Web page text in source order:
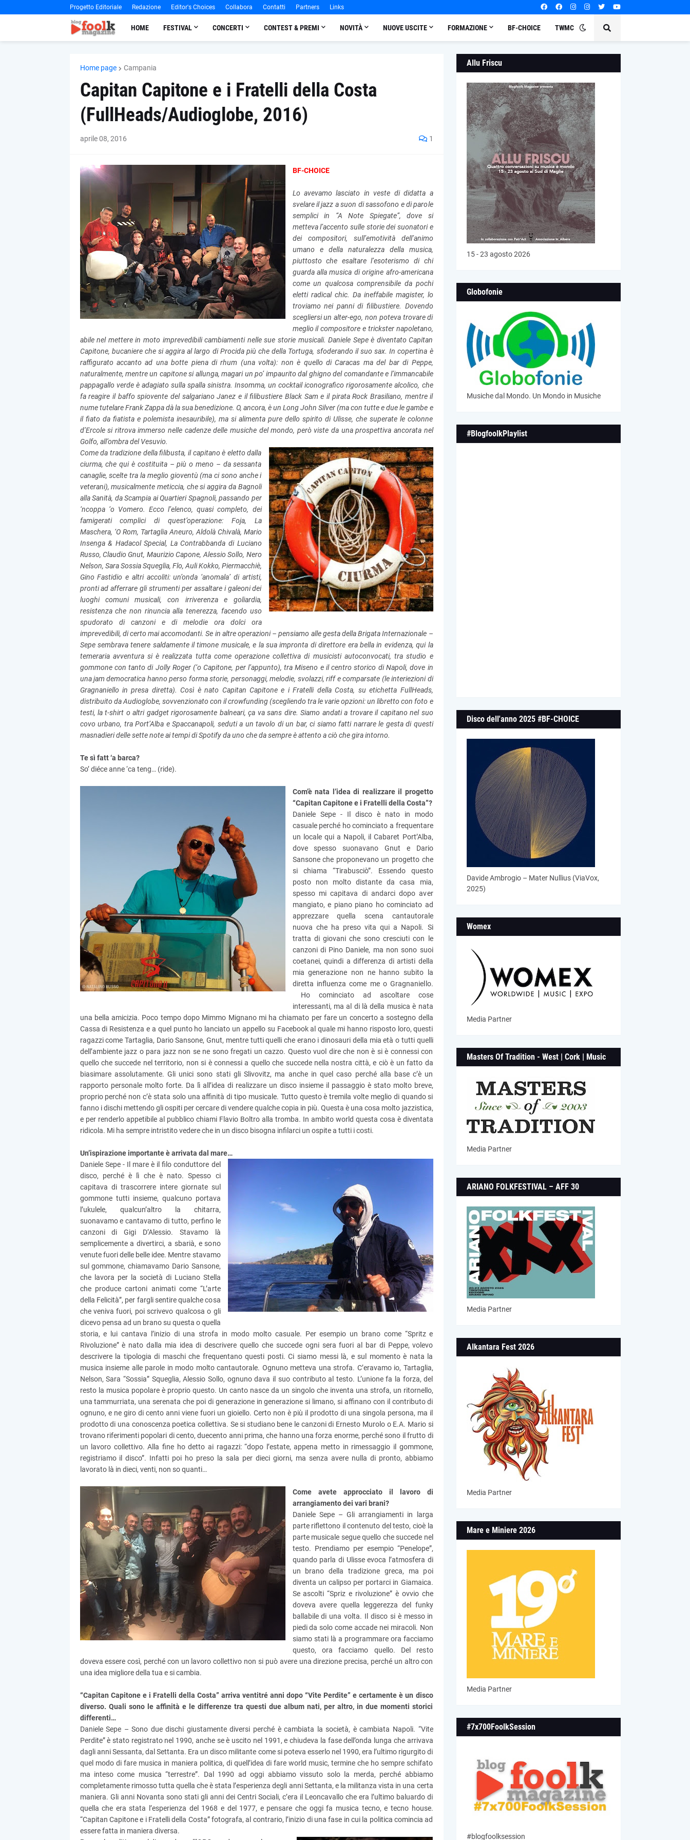
Progetto Editoriale Redazione Editor's Choices Collabora Contatti Partners Links
HOME FESTIVAL CONCERTI CONTEST & PREMI NOVITÀ NUOVE USCITE FORMAZIONE BF-CHOICE TWMC
Home page Campania
Capitan Capitone e i Fratelli della Costa
(FullHeads/Audioglobe, 2016)
aprile 08, 2016 1
BF-CHOICE
Lo avevamo lasciato in veste di didatta a
svelare il jazz a suon di sassofono e di parole
semplici in “A Note Spiegate”, dove si
metteva l’accento sulle storie dei suonatori e
dei compositori, sull’emotività dell’animo
umano e della naturalezza della musica,
piuttosto che esaltare l’esoterismo di chi
guarda alla musica di origine afro-americana
come un qualcosa comprensibile da pochi
eletti radical chic. Da ineffabile magister, lo
troviamo nei panni di filibustiere. Dovendo
scegliersi un alter-ego, non poteva trovare di
meglio il compositore e trickster napoletano,
abile nel mettere in moto imprevedibili cambiamenti nelle sue storie musicali. Daniele Sepe è diventato Capitan
Capitone, bucaniere che si aggira al largo di Procida più che della Tortuga, sfoderando il suo sax. In copertina è
raffigurato accanto ad una botte piena di rhum (una volta): non è quello di Caracas ma del bar di Peppe,
naturalmente, mentre un capitone si allunga, magari un po’ impaurito dal ghigno del comandante e l’immancabile
pappagallo verde è adagiato sulla spalla sinistra. Insomma, un cocktail iconografico rigorosamente alcolico, che
fa reagire il baffo spiovente del salgariano Janez e il filibustiere Black Sam e il pirata Rock Brasiliano, mentre il
nume tutelare Frank Zappa dà la sua benedizione. O, ancora, è un Long John Silver (ma con tutte e due le gambe e
il fiato da fiatista e polemista inesauribile), ma si alimenta pure dello spirito di Ulisse, che superate le colonne
d’Ercole si ritrova immerso nelle cadenze delle musiche del mondo, però viste da una prospettiva ancorata nel
Golfo, all’ombra del Vesuvio.
Come da tradizione della filibusta, il capitano è eletto dalla
ciurma, che qui è costituita – più o meno – da sessanta
canaglie, scelte tra la meglio gioventù (ma ci sono anche i
veterani), musicalmente meticcia, che si aggira da Bagnoli
alla Sanità, da Scampia ai Quartieri Spagnoli, passando per
‘ncoppa ‘o Vomero. Ecco l’elenco, quasi completo, dei
famigerati complici di quest’operazione: Foja, La
Maschera, ‘O Rom, Tartaglia Aneuro, Aldolà Chivalà, Mario
Insenga & Hadacol Special, La Contrabbanda di Luciano
Russo, Claudio Gnut, Maurizio Capone, Alessio Sollo, Nero
Nelson, Sara Sossia Squeglia, Flo, Auli Kokko, Piermacchiè,
Gino Fastidio e altri accoliti: un’onda ‘anomala’ di artisti,
pronti ad afferrare gli strumenti per assaltare i galeoni dei
luoghi comuni musicali, con irriverenza e goliardia,
resistenza che non rinuncia alla tenerezza, facendo uso
spudorato di canzoni e di melodie ora dolci ora
imprevedibili, di certo mai accomodanti. Se in altre operazioni – pensiamo alle gesta della Brigata Internazionale –
Sepe sembrava tenere saldamente il timone musicale, e la sua impronta di direttore era bella in evidenza, qui la
temeraria avventura si è realizzata tutta come operazione collettiva di musicisti autoconvocati, tra studio e
gommone con tanto di Jolly Roger (‘o Capitone, per l’appunto), tra Miseno e il centro storico di Napoli, dove in
una jam democratica hanno perso forma storie, personaggi, melodie, svolazzi, riff e comparsate (le interiezioni di
Gragnaniello in presa diretta). Così è nato Capitan Capitone e i Fratelli della Costa, su etichetta FullHeads,
distribuito da Audioglobe, sovvenzionato con il crowfunding (scegliendo tra le varie opzioni: un libretto con foto e
testi, la t-shirt o altri gadget rigorosamente balneari, ça va sans dire. Siamo andati a trovare il capitano nel suo
covo urbano, tra Port’Alba e Spaccanapoli, seduti a un tavolo di un bar, ci siamo fatti narrare le gesta di questi
masnadieri delle sette note ai tempi di Spotify da uno che da sempre è attento a ciò che gira intorno.
Te sì fatt ‘a barca?
So’ diéce anne ‘ca teng… (ride).
Com’è nata l’idea di realizzare il progetto
“Capitan Capitone e i Fratelli della Costa”?
Daniele Sepe - Il disco è nato in modo
casuale perché ho cominciato a frequentare
un locale qui a Napoli, il Cabaret Port’Alba,
dove spesso suonavano Gnut e Dario
Sansone che proponevano un progetto che
si chiama “Tirabusciò”. Essendo questo
posto non molto distante da casa mia,
spesso mi capitava di andarci dopo aver
mangiato, e piano piano ho cominciato ad
apprezzare quella scena cantautorale
nuova che ha preso vita qui a Napoli. Si
tratta di giovani che sono cresciuti con le
canzoni di Pino Daniele, ma non sono suoi
coetanei, quindi a differenza di artisti della
mia generazione non ne hanno subito la
diretta influenza come me o Gragnaniello.
Ho cominciato ad ascoltare cose
interessanti, ma al di là della musica è nata
una bella amicizia. Poco tempo dopo Mimmo Mignano mi ha chiamato per fare un concerto a sostegno della
Cassa di Resistenza e a quel punto ho lanciato un appello su Facebook al quale mi hanno risposto loro, questi
ragazzi come Tartaglia, Dario Sansone, Gnut, mentre tutti quelli che erano i dinosauri della mia età o tutti quelli
dell’ambiente jazz o para jazz non se ne sono fregati un cazzo. Questo vuol dire che non è si è connessi con
quello che succede nel territorio, non si è connessi a quello che succede nella nostra città, e ciò è un fatto da
biasimare assolutamente. Gli unici sono stati gli Slivovitz, ma anche in quel caso perché alla base c’è un
rapporto personale molto forte. Da lì all’idea di realizzare un disco insieme il passaggio è stato molto breve,
proprio perché non c’è stata solo una affinità di tipo musicale. Tutto questo è tremila volte meglio di quando si
fanno i dischi mettendo gli ospiti per cercare di vendere qualche copia in più. Questa è una cosa molto jazzistica,
e per renderlo appetibile al pubblico chiami Flavio Boltro alla tromba. In ambito world questa cosa è diventata
ridicola. Mi ha sempre intristito vedere che in un disco bisogna infilarci un ospite a tutti i costi.
Un’ispirazione importante è arrivata dal mare…
Daniele Sepe - Il mare è il filo conduttore del
disco, perché è lì che è nato. Spesso ci
capitava di trascorrere intere giornate sul
gommone tutti insieme, qualcuno portava
l’ukulele, qualcun’altro la chitarra,
suonavamo e cantavamo di tutto, perfino le
canzoni di Gigi D’Alessio. Stavamo là
semplicemente a divertirci, a sbarià, e sono
venute fuori delle belle idee. Mentre stavamo
sul gommone, chiamavamo Dario Sansone,
che lavora per la società di Luciano Stella
che produce cartoni animati come “L’arte
della Felicità”, per fargli sentire qualche cosa
che veniva fuori, poi scrivevo qualcosa o gli
dicevo pensa ad un brano su questa o quella
storia, e lui cantava l’inizio di una strofa in modo molto casuale. Per esempio un brano come “Spritz e
Rivoluzione” è nato dalla mia idea di descrivere quello che succede ogni sera fuori al bar di Peppe, volevo
descrivere la tipologia di maschi che frequentano questi posti. Ci siamo messi là, e sul momento è nata la
musica insieme alle parole in modo molto cantautorale. Ognuno metteva una strofa. C’eravamo io, Tartaglia,
Nelson, Sara “Sossia” Squeglia, Alessio Sollo, ognuno dava il suo contributo al testo. L’unione fa la forza, del
resto la musica popolare è proprio questo. Un canto nasce da un singolo che inventa una strofa, un ritornello,
una tammurriata, una serenata che poi di generazione in generazione si limano, si affinano con il contributo di
ognuno, e ne giro di cento anni viene fuori un gioiello. Certo non è più il prodotto di una singola persona, ma il
prodotto di una conoscenza poetica collettiva. Se si studiano bene le canzoni di Ernesto Murolo o E.A. Mario si
trovano riferimenti popolari di cento, duecento anni prima, che hanno una forza enorme, perché sono il frutto di
un lavoro collettivo. Alla fine ho detto ai ragazzi: “dopo l’estate, appena metto in rimessaggio il gommone,
registriamo il disco”. Infatti poi ho preso la sala per dieci giorni, ma senza avere nulla di pronto, abbiamo
lavorato là in dieci, venti, non so quanti…
Come avete approcciato il lavoro di
arrangiamento dei vari brani?
Daniele Sepe – Gli arrangiamenti in larga
parte riflettono il contenuto del testo, cioè la
parte musicale segue quello che succede nel
testo. Prendiamo per esempio “Penelope”,
quando parla di Ulisse evoca l’atmosfera di
un brano della tradizione greca, ma poi
diventa un calipso per portarci in Giamaica.
Se ascolti “Spriz e rivoluzione” è ovvio che
doveva avere quella leggerezza del funky
ballabile di una volta. Il disco si è messo in
piedi da solo come accade nei miracoli. Non
siamo stati là a programmare ora facciamo
questo, ora facciamo quello. Del resto
doveva essere così, perché con un lavoro collettivo non si può avere una direzione precisa, perché un altro con
una idea migliore della tua e si cambia.
“Capitan Capitone e i Fratelli della Costa” arriva ventitré anni dopo “Vite Perdite” e certamente è un disco
diverso. Quali sono le affinità e le differenze tra questi due album nati, per altro, in due momenti storici
differenti…
Daniele Sepe – Sono due dischi giustamente diversi perché è cambiata la società, è cambiata Napoli. “Vite
Perdite” è stato registrato nel 1990, anche se è uscito nel 1991, e chiudeva la fase dell’onda lunga che arrivava
dagli anni Sessanta, dal Settanta. Era un disco militante come si poteva esserlo nel 1990, era l’ultimo rigurgito di
quel modo di fare musica in maniera politica, di quell’idea di fare world music, termine che ho sempre schifato
ma inteso come musica “terrestre”. Dal 1990 ad oggi abbiamo vissuto solo la merda, perché abbiamo
completamente rimosso tutta quella che è stata l’esperienza degli anni Settanta, e la militanza vista in una certa
maniera. Gli anni Novanta sono stati gli anni dei Centri Sociali, c’era il Leoncavallo che era l’ultimo baluardo di
quella che era stata l’esperienza del 1968 e del 1977, e pensare che oggi fa musica tecno, e tecno house.
“Capitan Capitone e i Fratelli della Costa” fotografa, al contrario, l’inizio di una fase in cui la politica comincia ad
essere fatta in maniera diversa.
Allu Friscu
15 - 23 agosto 2026
Globofonie
Musiche dal Mondo. Un Mondo in Musiche
#BlogfoolkPlaylist
Disco dell'anno 2025 #BF-CHOICE
Davide Ambrogio – Mater Nullius (ViaVox,
2025)
Womex
Media Partner
Masters Of Tradition - West | Cork | Music
Media Partner
ARIANO FOLKFESTIVAL – AFF 30
Media Partner
Alkantara Fest 2026
Media Partner
Mare e Miniere 2026
Media Partner
#7x700FoolkSession
#blogfoolksession